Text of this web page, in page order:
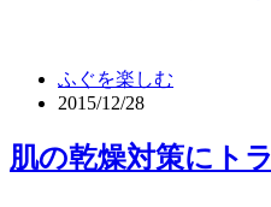
ふぐを楽しむ
2015/12/28
肌の乾燥対策にト